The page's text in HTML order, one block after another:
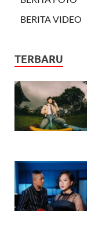
BERITA VIDEO
TERBARU